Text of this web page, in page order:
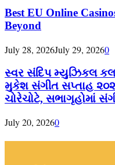
Best EU Online
Beyond
July 28, 2026July 29, 20260
સ્વર સંદિપ મ્યુઝિકલ
મુકેશ સંગીત સપ્તાહ
ચોરેચોટે, સભાગૃહોમાં
July 20, 20260